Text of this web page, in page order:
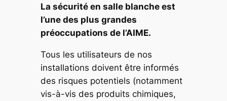
La sécurité en salle blanche est
l’une des plus grandes
préoccupations de l’AIME.
Tous les utilisateurs de nos
installations doivent être informés
des risques potentiels (notamment
vis-à-vis des produits chimiques,